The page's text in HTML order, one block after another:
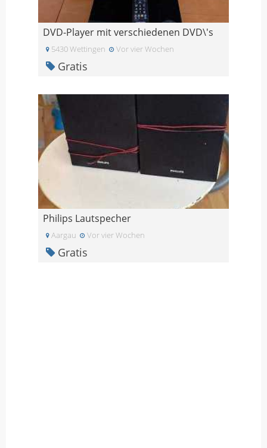
DVD-Player mit verschiedenen DVD\'s
5430 Wettingen Vor vier Wochen
Gratis
Philips Lautspecher
Aargau Vor vier Wochen
Gratis